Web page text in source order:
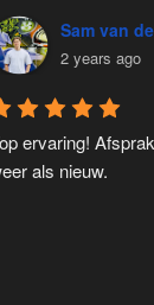
Sam van
2 years ago
ervaring!
als nieuw.